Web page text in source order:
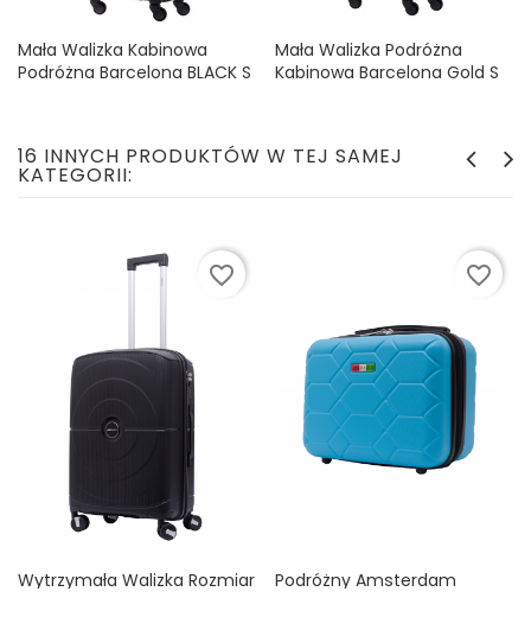
Mała Walizka Kabinowa
Podróżna Barcelona BLACK S
Mała Walizka Podróżna
Kabinowa Barcelona Gold S
16 INNYCH PRODUKTÓW W TEJ SAMEJ
KATEGORII:
Wytrzymała Walizka Rozmiar
favorite_border
Podróżny Amsterdam
favorite_border